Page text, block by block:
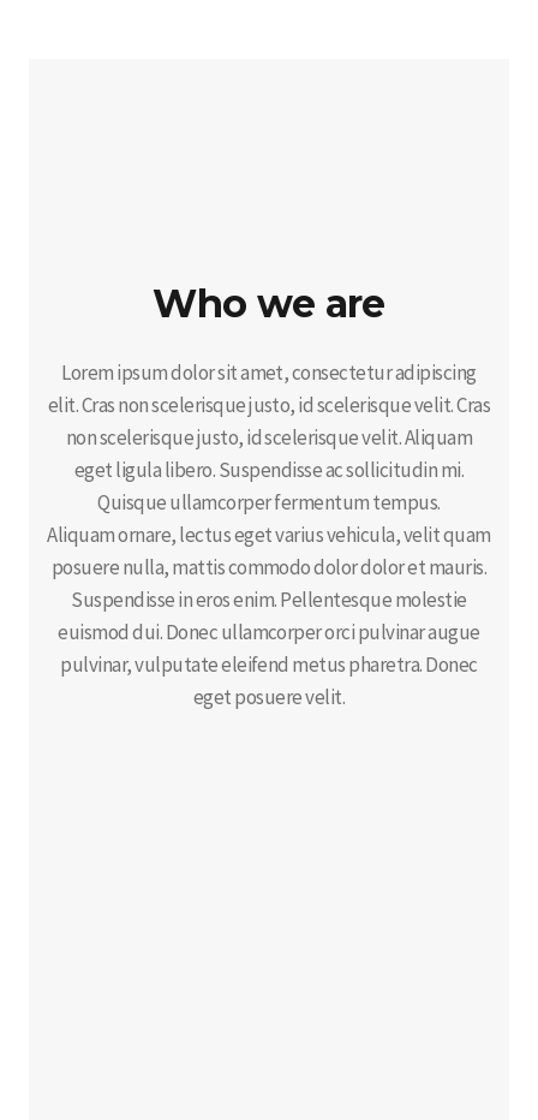
Who we are
Lorem ipsum dolor sit amet, consectetur adipiscing
elit. Cras non scelerisque justo, id scelerisque velit. Cras
non scelerisque justo, id scelerisque velit. Aliquam
eget ligula libero. Suspendisse ac sollicitudin mi.
Quisque ullamcorper fermentum tempus.
Aliquam ornare, lectus eget varius vehicula, velit quam
posuere nulla, mattis commodo dolor dolor et mauris.
Suspendisse in eros enim. Pellentesque molestie
euismod dui. Donec ullamcorper orci pulvinar augue
pulvinar, vulputate eleifend metus pharetra. Donec
eget posuere velit.